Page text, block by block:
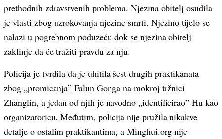
prethodnih zdravstvenih problema. Njezina obitelj osudila
je vlasti zbog uzrokovanja njezine smrti. Njezino tijelo se
nalazi u pogrebnom poduzeću dok se njezina obitelj
zaklinje da će tražiti pravdu za nju.
Policija je tvrdila da je uhitila šest drugih praktikanata
zbog „promicanja” Falun Gonga na mokroj tržnici
Zhanglin, a jedan od njih je navodno „identificirao” Hu kao
organizatoricu. Međutim, policija nije pružila nikakve
detalje o ostalim praktikantima, a Minghui.org nije